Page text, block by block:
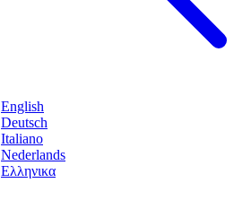
English
Deutsch
Italiano
Nederlands
Ελληνικα